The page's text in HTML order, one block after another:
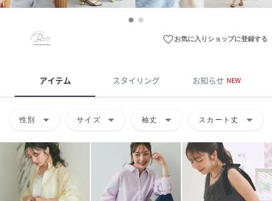
favorite_borderお気に入りショップに登録する
アイテム スタイリング お知らせ NEW
性別 arrow_drop_down サイズ arrow_drop_down 袖丈 arrow_drop_down スカート丈 arrow_drop_down